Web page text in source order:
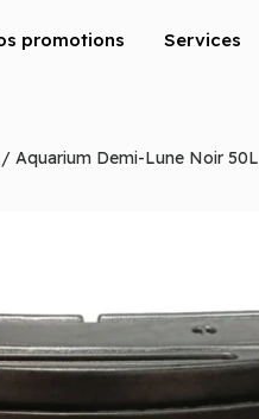
promotions Services
/ Aquarium Demi-Lune Noir 50L